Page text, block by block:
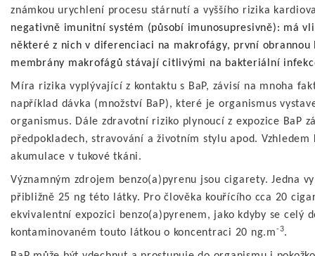
známkou urychlení procesu stárnutí a vyššího rizika
negativně imunitní systém (působí imunosupresivně): má
některé z nich v diferenciaci na makrofágy, první
membrány makrofágů stávají citlivými na bakteriální
Míra rizika vyplývající z kontaktu s BaP, závisí na mnoha
například dávka (množství BaP), které je organismus
organismus. Dále zdravotní riziko plynoucí z expozice BaP
předpokladech, stravování a životním stylu apod.
akumulace v tukové tkáni.
Významným zdrojem benzo(a)pyrenu jsou cigarety. Jedna
přibližně 25 ng této látky. Pro člověka kouřícího cca 20
ekvivalentní expozici benzo(a)pyrenem, jako kdyby se celý
kontaminovaném touto látkou o koncentraci 20 ng.m-3.